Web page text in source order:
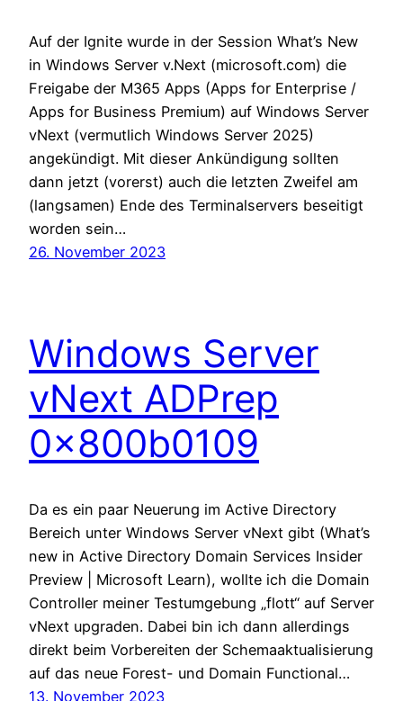
Auf der Ignite wurde in der Session What’s New
in Windows Server v.Next (microsoft.com) die
Freigabe der M365 Apps (Apps for Enterprise /
Apps for Business Premium) auf Windows Server
vNext (vermutlich Windows Server 2025)
angekündigt. Mit dieser Ankündigung sollten
dann jetzt (vorerst) auch die letzten Zweifel am
(langsamen) Ende des Terminalservers beseitigt
worden sein…
26. November 2023
Windows Server
vNext ADPrep
0x800b0109
Da es ein paar Neuerung im Active Directory
Bereich unter Windows Server vNext gibt (What’s
new in Active Directory Domain Services Insider
Preview | Microsoft Learn), wollte ich die Domain
Controller meiner Testumgebung „flott“ auf Server
vNext upgraden. Dabei bin ich dann allerdings
direkt beim Vorbereiten der Schemaaktualisierung
auf das neue Forest- und Domain Functional…
13. November 2023